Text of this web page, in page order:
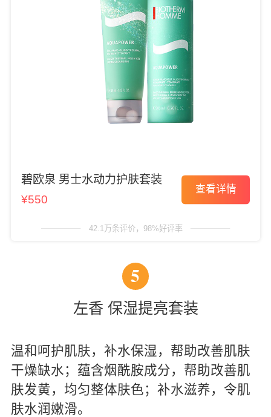
碧欧泉 男士水动力护肤套装
¥550
查看详情
42.1万条评价，98%好评率
5
左香 保湿提亮套装
温和呵护肌肤，补水保湿，帮助改善肌肤
干燥缺水；蕴含烟酰胺成分，帮助改善肌
肤发黄，均匀整体肤色；补水滋养，令肌
肤水润嫩滑。